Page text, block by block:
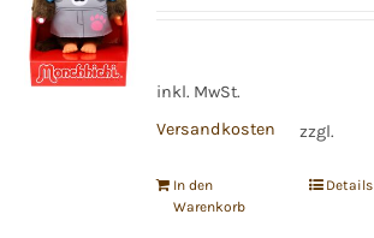
inkl. MwSt.
zzgl.
Versandkosten
In den
Warenkorb
Details